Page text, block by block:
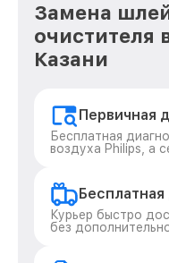
Замена
очистителя
Казани
Первичная
Бесплатная
воздуха Philips, а
Бесплатная
Курьер быстро
без